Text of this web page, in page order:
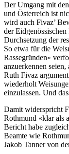
Der Umgang mit
und Österreich ist
wird auch Fivaz’
der
Durchsetzung der
So etwa für die
Rassegründen»
anzuerkennen
Ruth Fivaz
wiederholt
einzulassen. Und
Damit widerspricht
Rothmund «klar als
Bericht habe
Beamte wie
Jakob Tanner von